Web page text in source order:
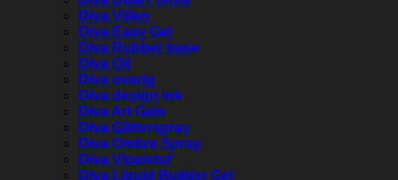
Diva Vijlen
Diva Easy Gel
Diva Rubber base
Diva Oil
Diva overig
Diva design ink
Diva Art Gels
Diva Glitterspray
Diva Ombre Spray
Diva Vloeistof
Diva Liquid Builder Gel